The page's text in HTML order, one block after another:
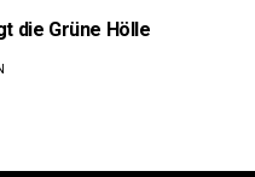
die Grüne Hölle